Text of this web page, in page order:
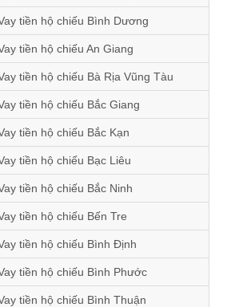
tiền hộ chiếu Bình Dương
tiền hộ chiếu An Giang
tiền hộ chiếu Bà Rịa Vũng Tàu
tiền hộ chiếu Bắc Giang
tiền hộ chiếu Bắc Kạn
tiền hộ chiếu Bạc Liêu
tiền hộ chiếu Bắc Ninh
tiền hộ chiếu Bến Tre
tiền hộ chiếu Bình Định
tiền hộ chiếu Bình Phước
tiền hộ chiếu Bình Thuận